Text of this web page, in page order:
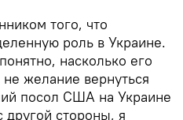
того, что
роль в Украине.
насколько его
желание вернуться
посол США на Украине
стороны, я